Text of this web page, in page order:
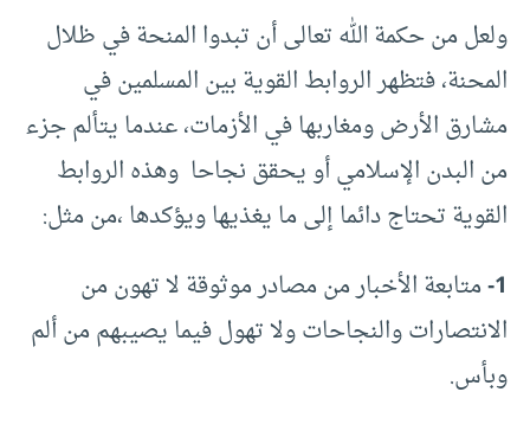
ولعل من حكمة الله تعالى أن تبدوا المنحة في ظلال
المحنة، فتظهر الروابط القوية بين المسلمين في
مشارق الأرض ومغاربها في الأزمات، عندما يتألم جزء
من البدن الإسلامي أو يحقق نجاحا وهذه الروابط
القوية تحتاج دائما إلى ما يغذيها ويؤكدها ،من مثل:
1- متابعة الأخبار من مصادر موثوقة لا تهون من
الانتصارات والنجاحات ولا تهول فيما يصيبهم من ألم
وبأس.